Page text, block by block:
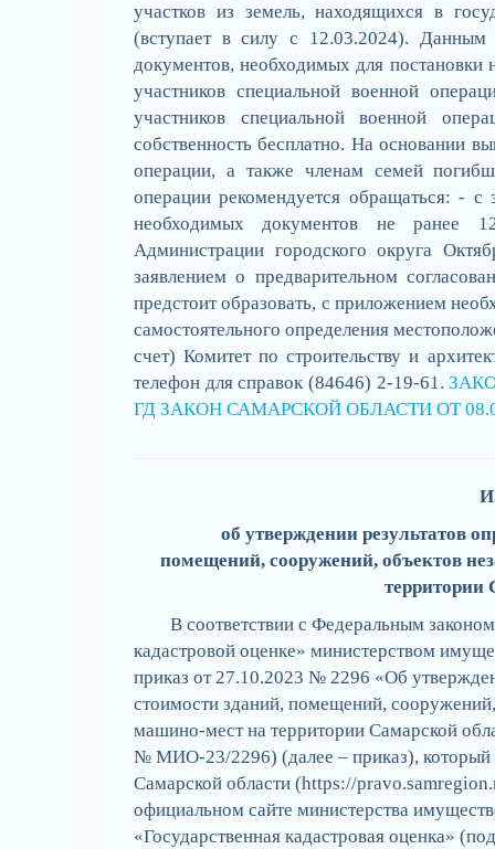
участков из земель, находящихся в
(вступает в силу с 12.03.2024). Данным
документов, необходимых для
участников специальной военной
участников специальной военной
собственность бесплатно. На основании
операции, а также членам семей
операции рекомендуется обращаться: -
необходимых документов не ранее
Администрации городского округа
заявлением о предварительном
предстоит образовать, с приложением
самостоятельного определения
счет) Комитет по строительству и
телефон для справок (84646) 2-19-61.
ГД ЗАКОН САМАРСКОЙ ОБЛАСТИ ОТ
об утверждении результатов
помещений, сооружений, объектов
территории
В соответствии с Федеральным
кадастровой оценке» министерством
приказ от 27.10.2023 № 2296 «Об
стоимости зданий, помещений,
машино-мест на территории Самарской
№ МИО-23/2296) (далее – приказ), который
Самарской области (https://
официальном сайте министерства
«Государственная кадастровая оценка»